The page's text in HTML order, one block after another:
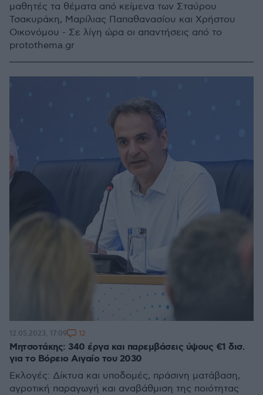
μαθητές τα θέματα από κείμενα των Σταύρου
Τσακυράκη, Μαρίλιας Παπαθανασίου και Χρήστου
Οικονόμου - Σε λίγη ώρα οι απαντήσεις από το
protothema.gr
Μητσοτάκης: 340 έργα και παρεμβάσεις ύψους €1 δισ.
για το Βόρειο Αιγαίο του 2030
Εκλογές: Δίκτυα και υποδομές, πράσινη ματάβαση,
αγροτική παραγωγή και αναβάθμιση της ποιότητας
12.05.2023, 17:09 12